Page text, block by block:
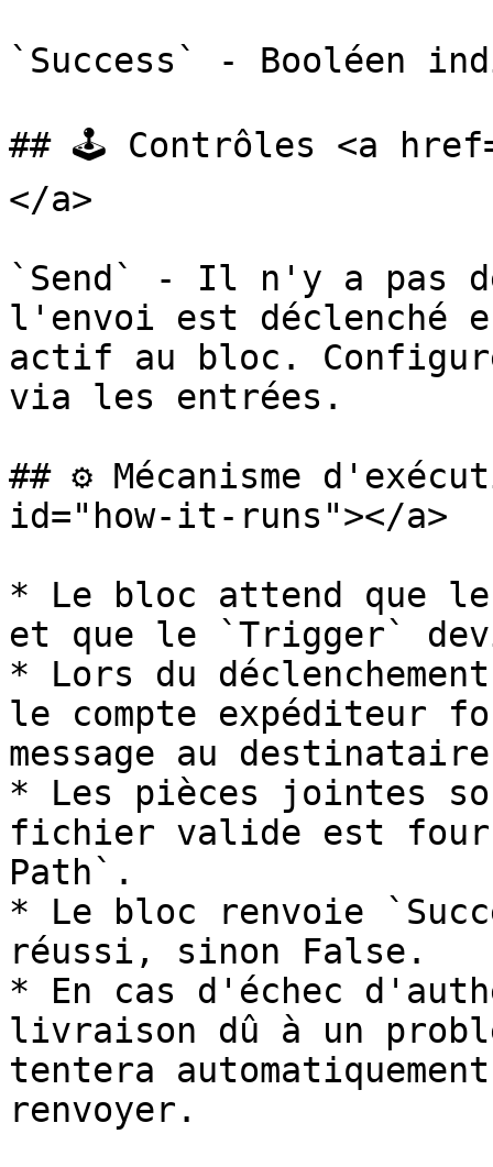
`Success` - Booléen
## 🕹️ Contrôles <a
</a>
`Send` - Il n'y a pas
l'envoi est déclenché
actif au bloc.
via les entrées.
## ⚙️ Mécanisme
id="how-it-runs"></a>
* Le bloc attend que
et que le `Trigger`
* Lors du
le compte expéditeur
message au
* Les pièces jointes
fichier valide est
Path`.
* Le bloc renvoie
réussi, sinon False.
* En cas d'échec
livraison dû à un
tentera
renvoyer.